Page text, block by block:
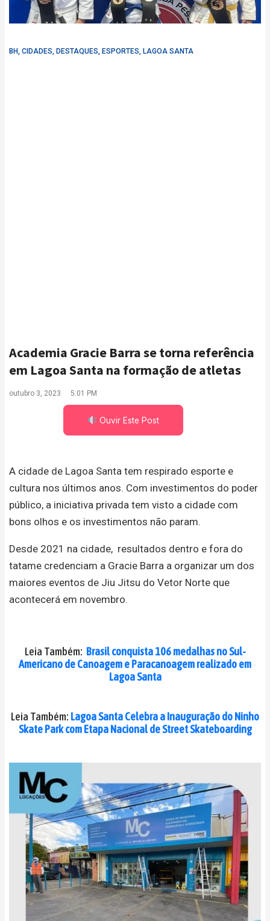
BH, CIDADES, DESTAQUES, ESPORTES, LAGOA SANTA
Academia Gracie Barra se torna referência
em Lagoa Santa na formação de atletas
outubro 3, 2023 5:01 PM
Ouvir Este Post
A cidade de Lagoa Santa tem respirado esporte e
cultura nos últimos anos. Com investimentos do poder
público, a iniciativa privada tem visto a cidade com
bons olhos e os investimentos não param.
Desde 2021 na cidade, resultados dentro e fora do
tatame credenciam a Gracie Barra a organizar um dos
maiores eventos de Jiu Jitsu do Vetor Norte que
acontecerá em novembro.
Leia Também: Brasil conquista 106 medalhas no Sul-
Americano de Canoagem e Paracanoagem realizado em
Lagoa Santa
Leia Também: Lagoa Santa Celebra a Inauguração do Ninho
Skate Park com Etapa Nacional de Street Skateboarding